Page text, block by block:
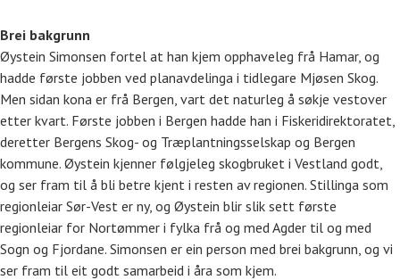
Brei bakgrunn
Øystein Simonsen fortel at han kjem opphaveleg frå Hamar, og
hadde første jobben ved planavdelinga i tidlegare Mjøsen Skog.
Men sidan kona er frå Bergen, vart det naturleg å søkje vestover
etter kvart. Første jobben i Bergen hadde han i Fiskeridirektoratet,
deretter Bergens Skog- og Træplantningsselskap og Bergen
kommune. Øystein kjenner følgjeleg skogbruket i Vestland godt,
og ser fram til å bli betre kjent i resten av regionen. Stillinga som
regionleiar Sør-Vest er ny, og Øystein blir slik sett første
regionleiar for Nortømmer i fylka frå og med Agder til og med
Sogn og Fjordane. Simonsen er ein person med brei bakgrunn, og vi
ser fram til eit godt samarbeid i åra som kjem.